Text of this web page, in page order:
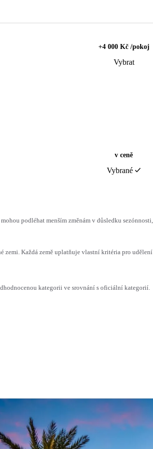
+4 000 Kč /pokoj
Vybrat
v ceně
Vybrané
podléhat menším změnám v důsledku sezónnosti,
zemi. Každá země uplatňuje vlastní kritéria pro udělení
kategorii ve srovnání s oficiální kategorií.